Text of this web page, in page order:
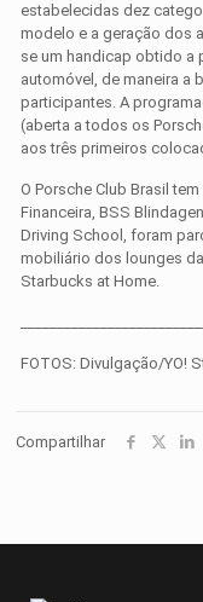
estabelecidas dez
modelo e a geração dos
se um handicap obtido a
automóvel, de maneira a
participantes. A
(aberta a todos os
aos três primeiros
O Porsche Club Brasil
Financeira, BSS
Driving School, foram
mobiliário dos lounges
Starbucks at Home.
FOTOS: Divulgação/YO!
Compartilhar